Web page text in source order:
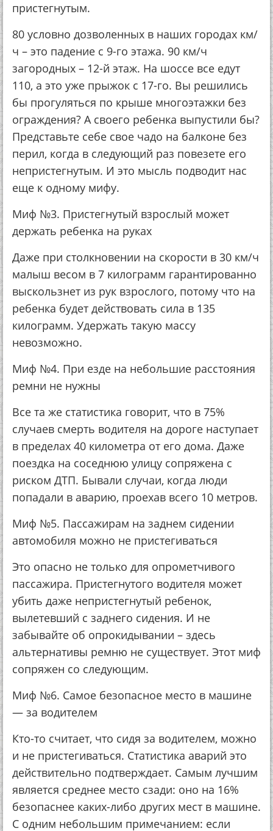
пристегнутым.
80 условно дозволенных в наших городах км/
ч – это падение с 9-го этажа. 90 км/ч
загородных – 12-й этаж. На шоссе все едут
110, а это уже прыжок с 17-го. Вы решились
бы прогуляться по крыше многоэтажки без
ограждения? А своего ребенка выпустили бы?
Представьте себе свое чадо на балконе без
перил, когда в следующий раз повезете его
непристегнутым. И это мысль подводит нас
еще к одному мифу.
Миф №3. Пристегнутый взрослый может
держать ребенка на руках
Даже при столкновении на скорости в 30 км/ч
малыш весом в 7 килограмм гарантированно
выскользнет из рук взрослого, потому что на
ребенка будет действовать сила в 135
килограмм. Удержать такую массу
невозможно.
Миф №4. При езде на небольшие расстояния
ремни не нужны
Все та же статистика говорит, что в 75%
случаев смерть водителя на дороге наступает
в пределах 40 километра от его дома. Даже
поездка на соседнюю улицу сопряжена с
риском ДТП. Бывали случаи, когда люди
попадали в аварию, проехав всего 10 метров.
Миф №5. Пассажирам на заднем сидении
автомобиля можно не пристегиваться
Это опасно не только для опрометчивого
пассажира. Пристегнутого водителя может
убить даже непристегнутый ребенок,
вылетевший с заднего сидения. И не
забывайте об опрокидывании – здесь
альтернативы ремню не существует. Этот миф
сопряжен со следующим.
Миф №6. Самое безопасное место в машине
— за водителем
Кто-то считает, что сидя за водителем, можно
и не пристегиваться. Статистика аварий это
действительно подтверждает. Самым лучшим
является среднее место сзади: оно на 16%
безопаснее каких-либо других мест в машине.
С одним небольшим примечанием: если